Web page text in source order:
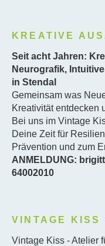
KREATIVE
Seit acht Jahren:
Neurografik,
in Stendal
Gemeinsam was
Kreativität entdecken
Bei uns im Vintage
Deine Zeit für
Prävention und zum
ANMELDUNG:
64002010
VINTAGE KISS
Vintage Kiss - Atelier